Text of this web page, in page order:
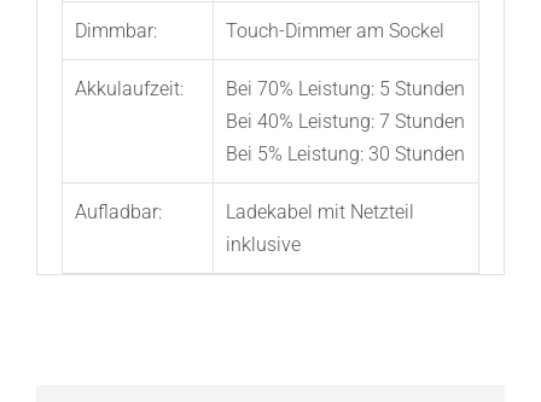
Dimmbar: Touch-Dimmer am Sockel
Akkulaufzeit:
Bei 70% Leistung: 5 Stunden
Bei 40% Leistung: 7 Stunden
Bei 5% Leistung: 30 Stunden
Aufladbar:
Ladekabel mit Netzteil
inklusive